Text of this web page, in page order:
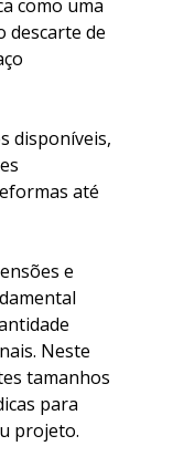
como uma
descarte de
disponíveis,
até
e
Neste
tamanhos
para
projeto.